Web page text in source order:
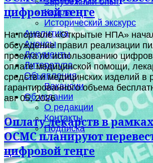
Кадры
Исторический экскурс
Аналитика
Анонсы
Документы
Литература
Объявления
Вакансии
Об издании
О редакции
Контакты
Подписка
цифровой теңге
На портале «Открытые НПА»
обсуждение правил реализации
проекта по использованию
оплате медицинской помощи,
средств и медицинских изделий в
гарантированного объема
авг 05, 2026
Оплату лекарств в
ОСМС планируют
цифровой теңге